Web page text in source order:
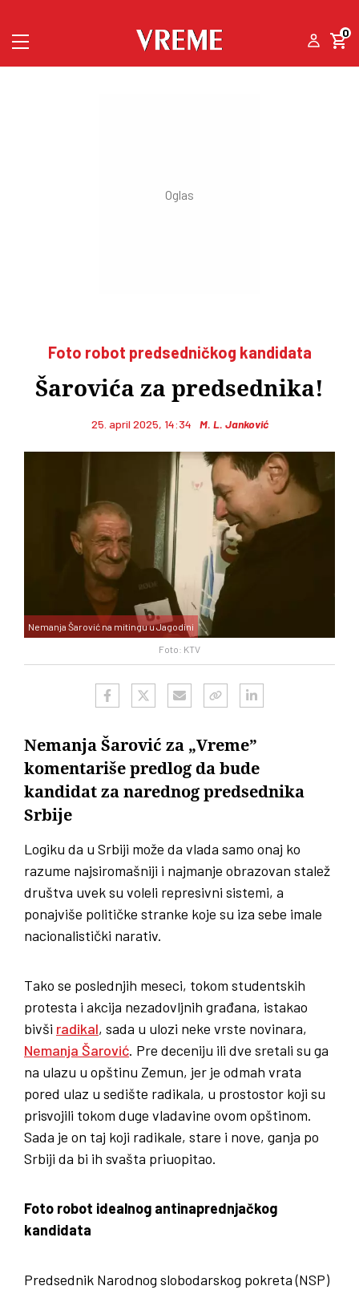
0
Foto robot predsedničkog kandidata
Šarovića za predsednika!
25. april 2025, 14:34 M. L. Janković
Foto: KTV
Nemanja Šarović na mitingu u Jagodini
Nemanja Šarović za „Vreme”
komentariše predlog da bude
kandidat za narednog predsednika
Srbije
Logiku da u Srbiji može da vlada samo onaj ko
razume najsiromašniji i najmanje obrazovan stalež
društva uvek su voleli represivni sistemi, a
ponajviše političke stranke koje su iza sebe imale
nacionalistički narativ.
Tako se poslednjih meseci, tokom studentskih
protesta i akcija nezadovljnih građana, istakao
bivši radikal, sada u ulozi neke vrste novinara,
Nemanja Šarović. Pre deceniju ili dve sretali su ga
na ulazu u opštinu Zemun, jer je odmah vrata
pored ulaz u sedište radikala, u prostostor koji su
prisvojili tokom duge vladavine ovom opštinom.
Sada je on taj koji radikale, stare i nove, ganja po
Srbiji da bi ih svašta priuopitao.
Foto robot idealnog antinaprednjačkog
kandidata
Predsednik Narodnog slobodarskog pokreta (NSP)